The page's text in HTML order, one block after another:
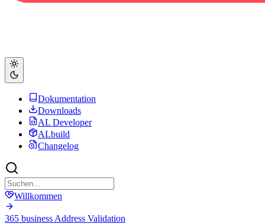
Dokumentation
Downloads
AL Developer
ALbuild
Changelog
Willkommen
365 business Address Validation